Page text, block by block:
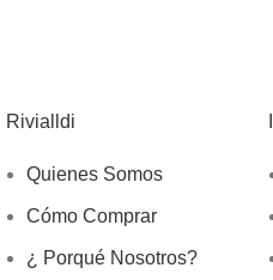
Rivialldi
Quienes Somos
Cómo Comprar
¿ Porqué Nosotros?